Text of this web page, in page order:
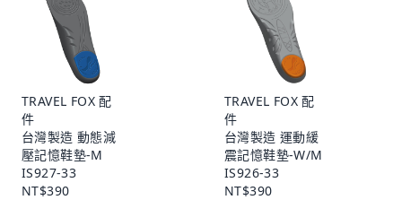
TRAVEL FOX 配
件
台灣製造 動態減
壓記憶鞋墊-M
IS927-33
NT$390
TRAVEL FOX 配
件
台灣製造 運動緩
震記憶鞋墊-W/M
IS926-33
NT$390